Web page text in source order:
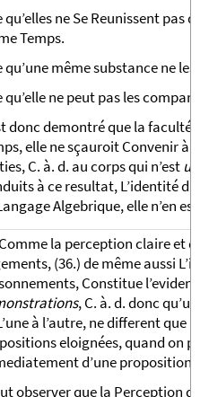
qu’elles ne Se Reunissent pas
Temps.
qu’une même substance ne les
qu’elle ne peut pas les
donc demontré que la faculté
elle ne sçauroit Convenir à
C. à. d. au corps qui n’estun
à ce resultat, L’identité
Algebrique, elle n’en
la perception claire et
(36.) de même aussi
Constitue
, C. à. d. donc
à l’autre, ne different que
eloignées, quand on
d’une proposition à
observer que la Perception de